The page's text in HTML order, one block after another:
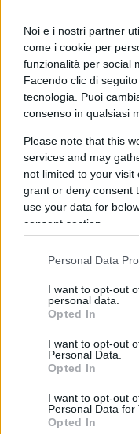
Noi e i nostri partner
come i cookie per
funzionalità per social
Facendo clic di
tecnologia. Puoi
consenso in qualsiasi
Please note that this
services and may
not limited to your visit
grant or deny consent
use your data for
consent section.
Personal Data
I want to opt-out
personal data.
Opted In
I want to opt-out
Personal Data.
Opted In
I want to opt-out
Personal Data for
Opted In
sono invece
L’Italia, fresca di
nazionale dei
euro di aumento,
distanza esistente
credito anche
gradino è la
avviato con la
importante in
consolidamento su
probabilmente
Insieme a
forze per giocare
internazionale è